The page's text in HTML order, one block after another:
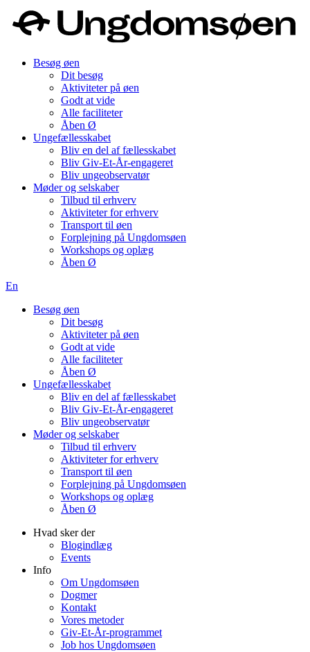
Besøg øen
Dit besøg
Aktiviteter på øen
Godt at vide
Alle faciliteter
Åben Ø
Ungefællesskabet
Bliv en del af fællesskabet
Bliv Giv-Et-År-engageret
Bliv ungeobservatør
Møder og selskaber
Tilbud til erhverv
Aktiviteter for erhverv
Transport til øen
Forplejning på Ungdomsøen
Workshops og oplæg
Åben Ø
En
Besøg øen
Dit besøg
Aktiviteter på øen
Godt at vide
Alle faciliteter
Åben Ø
Ungefællesskabet
Bliv en del af fællesskabet
Bliv Giv-Et-År-engageret
Bliv ungeobservatør
Møder og selskaber
Tilbud til erhverv
Aktiviteter for erhverv
Transport til øen
Forplejning på Ungdomsøen
Workshops og oplæg
Åben Ø
Hvad sker der
Blogindlæg
Events
Info
Om Ungdomsøen
Dogmer
Kontakt
Vores metoder
Giv-Et-År-programmet
Job hos Ungdomsøen